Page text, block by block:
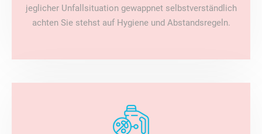
jeglicher Unfallsituation gewappnet selbstverständlich
achten Sie stehst auf Hygiene und Abstandsregeln.